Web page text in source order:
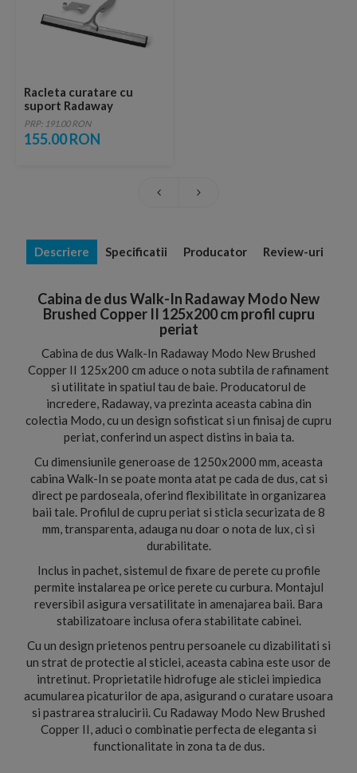
Racleta curatare cu
suport Radaway
PRP: 191.00 RON
155.00 RON
Descriere Specificatii Producator Review-uri
Cabina de dus Walk-In Radaway Modo New
Brushed Copper II 125x200 cm profil cupru
periat
Cabina de dus Walk-In Radaway Modo New Brushed
Copper II 125x200 cm aduce o nota subtila de rafinament
si utilitate in spatiul tau de baie. Producatorul de
incredere, Radaway, va prezinta aceasta cabina din
colectia Modo, cu un design sofisticat si un finisaj de cupru
periat, conferind un aspect distins in baia ta.
Cu dimensiunile generoase de 1250x2000 mm, aceasta
cabina Walk-In se poate monta atat pe cada de dus, cat si
direct pe pardoseala, oferind flexibilitate in organizarea
baii tale. Profilul de cupru periat si sticla securizata de 8
mm, transparenta, adauga nu doar o nota de lux, ci si
durabilitate.
Inclus in pachet, sistemul de fixare de perete cu profile
permite instalarea pe orice perete cu curbura. Montajul
reversibil asigura versatilitate in amenajarea baii. Bara
stabilizatoare inclusa ofera stabilitate cabinei.
Cu un design prietenos pentru persoanele cu dizabilitati si
un strat de protectie al sticlei, aceasta cabina este usor de
intretinut. Proprietatile hidrofuge ale sticlei impiedica
acumularea picaturilor de apa, asigurand o curatare usoara
si pastrarea stralucirii. Cu Radaway Modo New Brushed
Copper II, aduci o combinatie perfecta de eleganta si
functionalitate in zona ta de dus.